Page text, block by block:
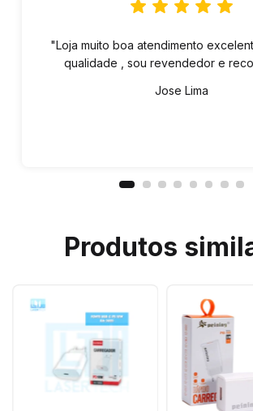
"Loja muito boa atendimento
qualidade , sou revendedor e
Jose Lima
Produtos